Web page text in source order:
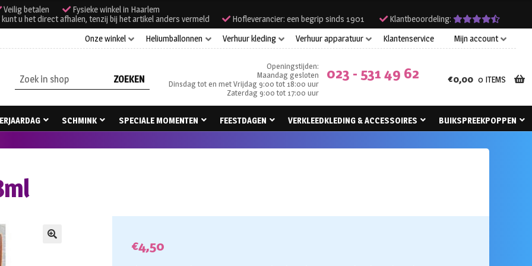
Veilig betalen
Fysieke winkel in Haarlem
u het direct afhalen, tenzij bij het artikel anders vermeld
Hofleverancier: een begrip sinds 1901
Klantbeoordeling:
Onze winkel
Heliumballonnen Verhuur kleding Verhuur apparatuur Klantenservice Mijn account
Zoeken
naar:
Openingstijden:
Maandag gesloten
Dinsdag tot en met Vrijdag 9:00 tot 18:00 uur
Zaterdag 9:00 tot 17:00 uur
023 - 531 49 62 €0,00 0 ITEMS
SCHMINK SPECIALE MOMENTEN FEESTDAGEN VERKLEEDKLEDING & ACCESSOIRES
BUIKSPREEKPOPPEN
€4,50